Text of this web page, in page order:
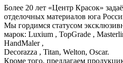
Более 20 лет «Центр Красок»
отделочных материалов юга
Мы гордимся статусом
марок: Luxium , TopGrade ,
HandMaler ,
Decorazza , Titan, Welton, Oscar.
Кроме того, предлагаем